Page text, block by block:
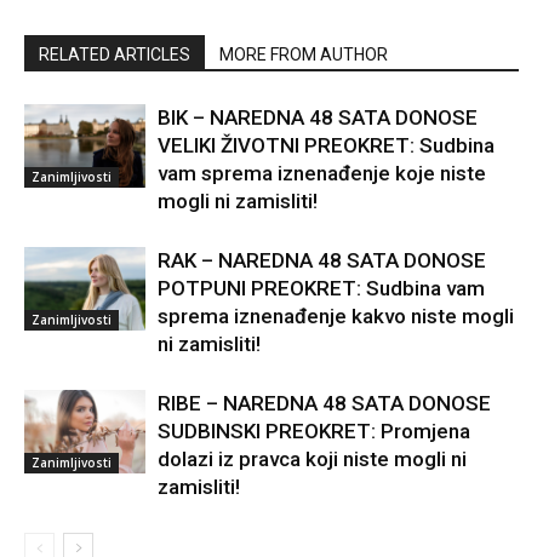
RELATED ARTICLES MORE FROM AUTHOR
Zanimljivosti
BIK – NAREDNA 48 SATA DONOSE
VELIKI ŽIVOTNI PREOKRET: Sudbina
vam sprema iznenađenje koje niste
mogli ni zamisliti!
Zanimljivosti
RAK – NAREDNA 48 SATA DONOSE
POTPUNI PREOKRET: Sudbina vam
sprema iznenađenje kakvo niste mogli
ni zamisliti!
Zanimljivosti
RIBE – NAREDNA 48 SATA DONOSE
SUDBINSKI PREOKRET: Promjena
dolazi iz pravca koji niste mogli ni
zamisliti!